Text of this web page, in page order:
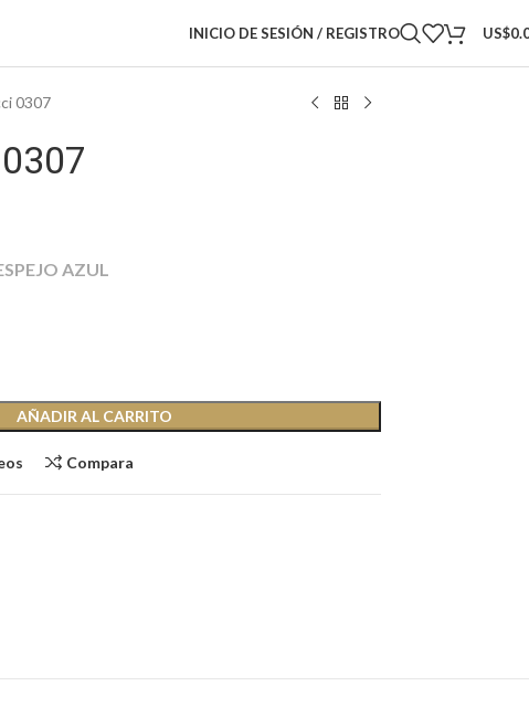
INICIO DE SESIÓN / REGISTRO US$
0307
AZUL
AÑADIR AL CARRITO
Compara